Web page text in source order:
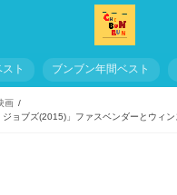
ト ブンブン年間ベスト
画
ジョブズ(2015)」ファスベンダーとウィ